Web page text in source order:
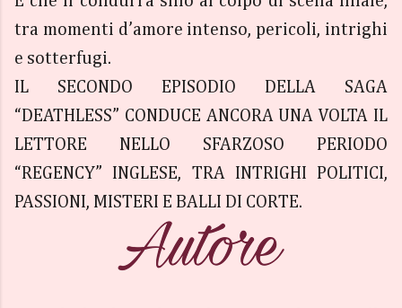
tra momenti d’amore intenso, pericoli, intrighi
e sotterfugi.
IL SECONDO EPISODIO DELLA SAGA
“DEATHLESS” CONDUCE ANCORA UNA VOLTA IL
LETTORE NELLO SFARZOSO PERIODO
“REGENCY” INGLESE, TRA INTRIGHI POLITICI,
PASSIONI, MISTERI E BALLI DI CORTE.